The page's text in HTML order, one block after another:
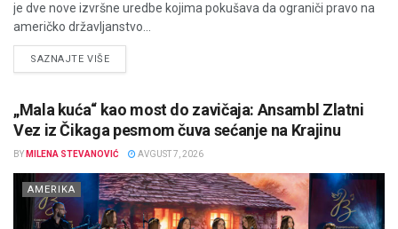
je dve nove izvršne uredbe kojima pokušava da ograniči pravo na
američko državljanstvo...
SAZNAJTE VIŠEDETAILS
„Mala kuća“ kao most do zavičaja: Ansambl Zlatni
Vez iz Čikaga pesmom čuva sećanje na Krajinu
BY MILENA STEVANOVIĆ AVGUST 7, 2026
AMERIKA